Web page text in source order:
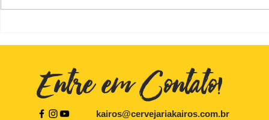
Cultural
fábrica de
Entre em Contato!
kairos@cervejariakairos.com.br